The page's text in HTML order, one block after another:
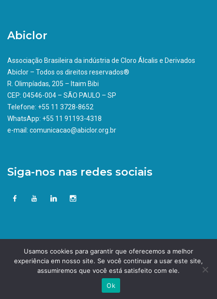
Abiclor
Associação Brasileira da indústria de Cloro Álcalis e Derivados
Abiclor – Todos os direitos reservados®
R. Olimpíadas, 205 – Itaim Bibi
CEP: 04546-004 – SÃO PAULO – SP
Telefone: +55 11 3728-8652
WhatsApp: +55 11 91193-4318
e-mail: comunicacao@abiclor.org.br
Siga-nos nas redes sociais
Usamos cookies para garantir que oferecemos a melhor
experiência em nosso site. Se você continuar a usar este site,
assumiremos que você está satisfeito com ele.
Ok